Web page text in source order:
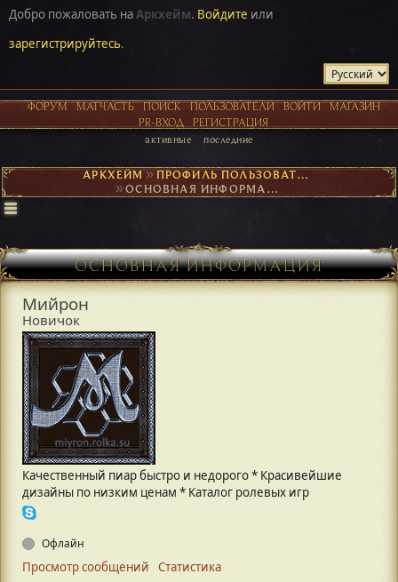
Добро пожаловать наАркхейм. Войдите или
зарегистрируйтесь.
ФОРУМ МАТЧАСТЬ ПОИСК ПОЛЬЗОВАТЕЛИ ВОЙТИ
МАГАЗИН
PR-ВХОД
РЕГИСТРАЦИЯ
активные последние
АРКХЕЙМ► ПРОФИЛЬ ПОЛЬЗОВАТЕЛЯ МИЙРОН
► ОСНОВНАЯ ИНФОРМАЦИЯ
ОСНОВНАЯ ИНФОРМАЦИЯ
Мийрон
Новичок
Качественный пиар быстро и недорого * Красивейшие
дизайны по низким ценам * Каталог ролевых игр
Офлайн
Просмотр сообщений
Статистика